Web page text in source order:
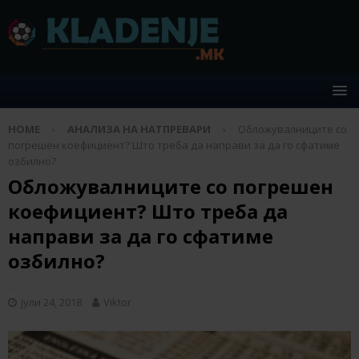
HOME АНАЛИЗА НА НАТПРЕВАРИ
Обложувалниците со
погрешен коефициент? Што треба да направи за да го сфатиме
озбилно?
Обложувалниците со погрешен
коефициент? Што треба да
направи за да го сфатиме
озбилно?
јули 24, 2018 Viktor